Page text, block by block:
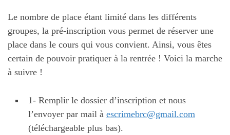
Le nombre de place étant limité dans les différents
groupes, la pré-inscription vous permet de réserver une
place dans le cours qui vous convient. Ainsi, vous êtes
certain de pouvoir pratiquer à la rentrée ! Voici la marche
à suivre !
1- Remplir le dossier d’inscription et nous
l’envoyer par mail à escrimebrc@gmail.com
(téléchargeable plus bas).